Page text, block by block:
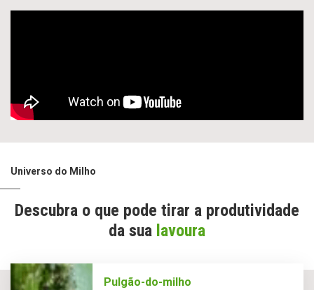
Universo do Milho
Descubra o que pode tirar a produtividade
da sua lavoura
Pulgão-do-milho